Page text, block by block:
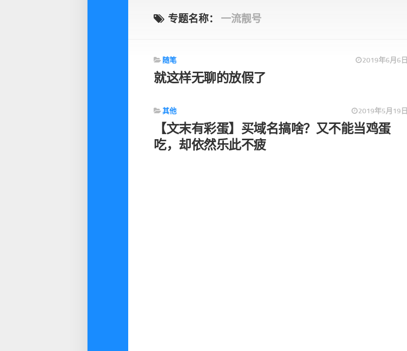
专题名称： 一流靓号
随笔 2019年6月6日
就这样无聊的放假了
其他 2019年5月19日
【文末有彩蛋】买域名搞啥？又不能当鸡蛋
吃，却依然乐此不疲